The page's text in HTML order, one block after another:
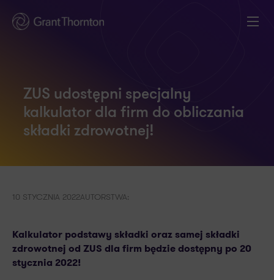
ZUS udostępni specjalny
kalkulator dla firm do obliczania
składki zdrowotnej!
10 STYCZNIA 2022AUTORSTWA:
Kalkulator podstawy składki oraz samej składki
zdrowotnej od ZUS dla firm będzie dostępny po 20
stycznia 2022!